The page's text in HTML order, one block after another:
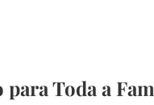
para Toda a